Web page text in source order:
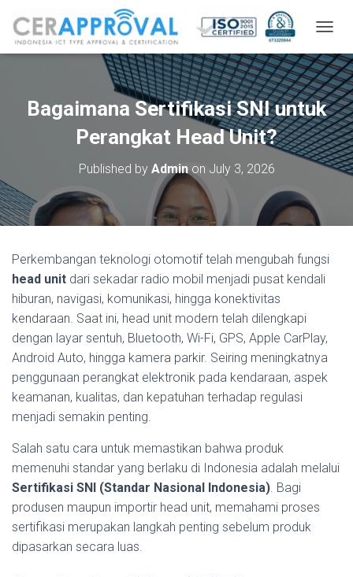
O
G
G
L
E
N
A
V
N
Bagaimana Sertifikasi SNI untuk
Perangkat Head Unit?
Published by Adminon July 3, 2026
Perkembangan teknologi otomotif telah mengubah fungsi
head unit dari sekadar radio mobil menjadi pusat kendali
hiburan, navigasi, komunikasi, hingga konektivitas
kendaraan. Saat ini, head unit modern telah dilengkapi
dengan layar sentuh, Bluetooth, Wi-Fi, GPS, Apple CarPlay,
Android Auto, hingga kamera parkir. Seiring meningkatnya
penggunaan perangkat elektronik pada kendaraan, aspek
keamanan, kualitas, dan kepatuhan terhadap regulasi
menjadi semakin penting.
Salah satu cara untuk memastikan bahwa produk
memenuhi standar yang berlaku di Indonesia adalah melalui
Sertifikasi SNI (Standar Nasional Indonesia). Bagi
produsen maupun importir head unit, memahami proses
sertifikasi merupakan langkah penting sebelum produk
dipasarkan secara luas.